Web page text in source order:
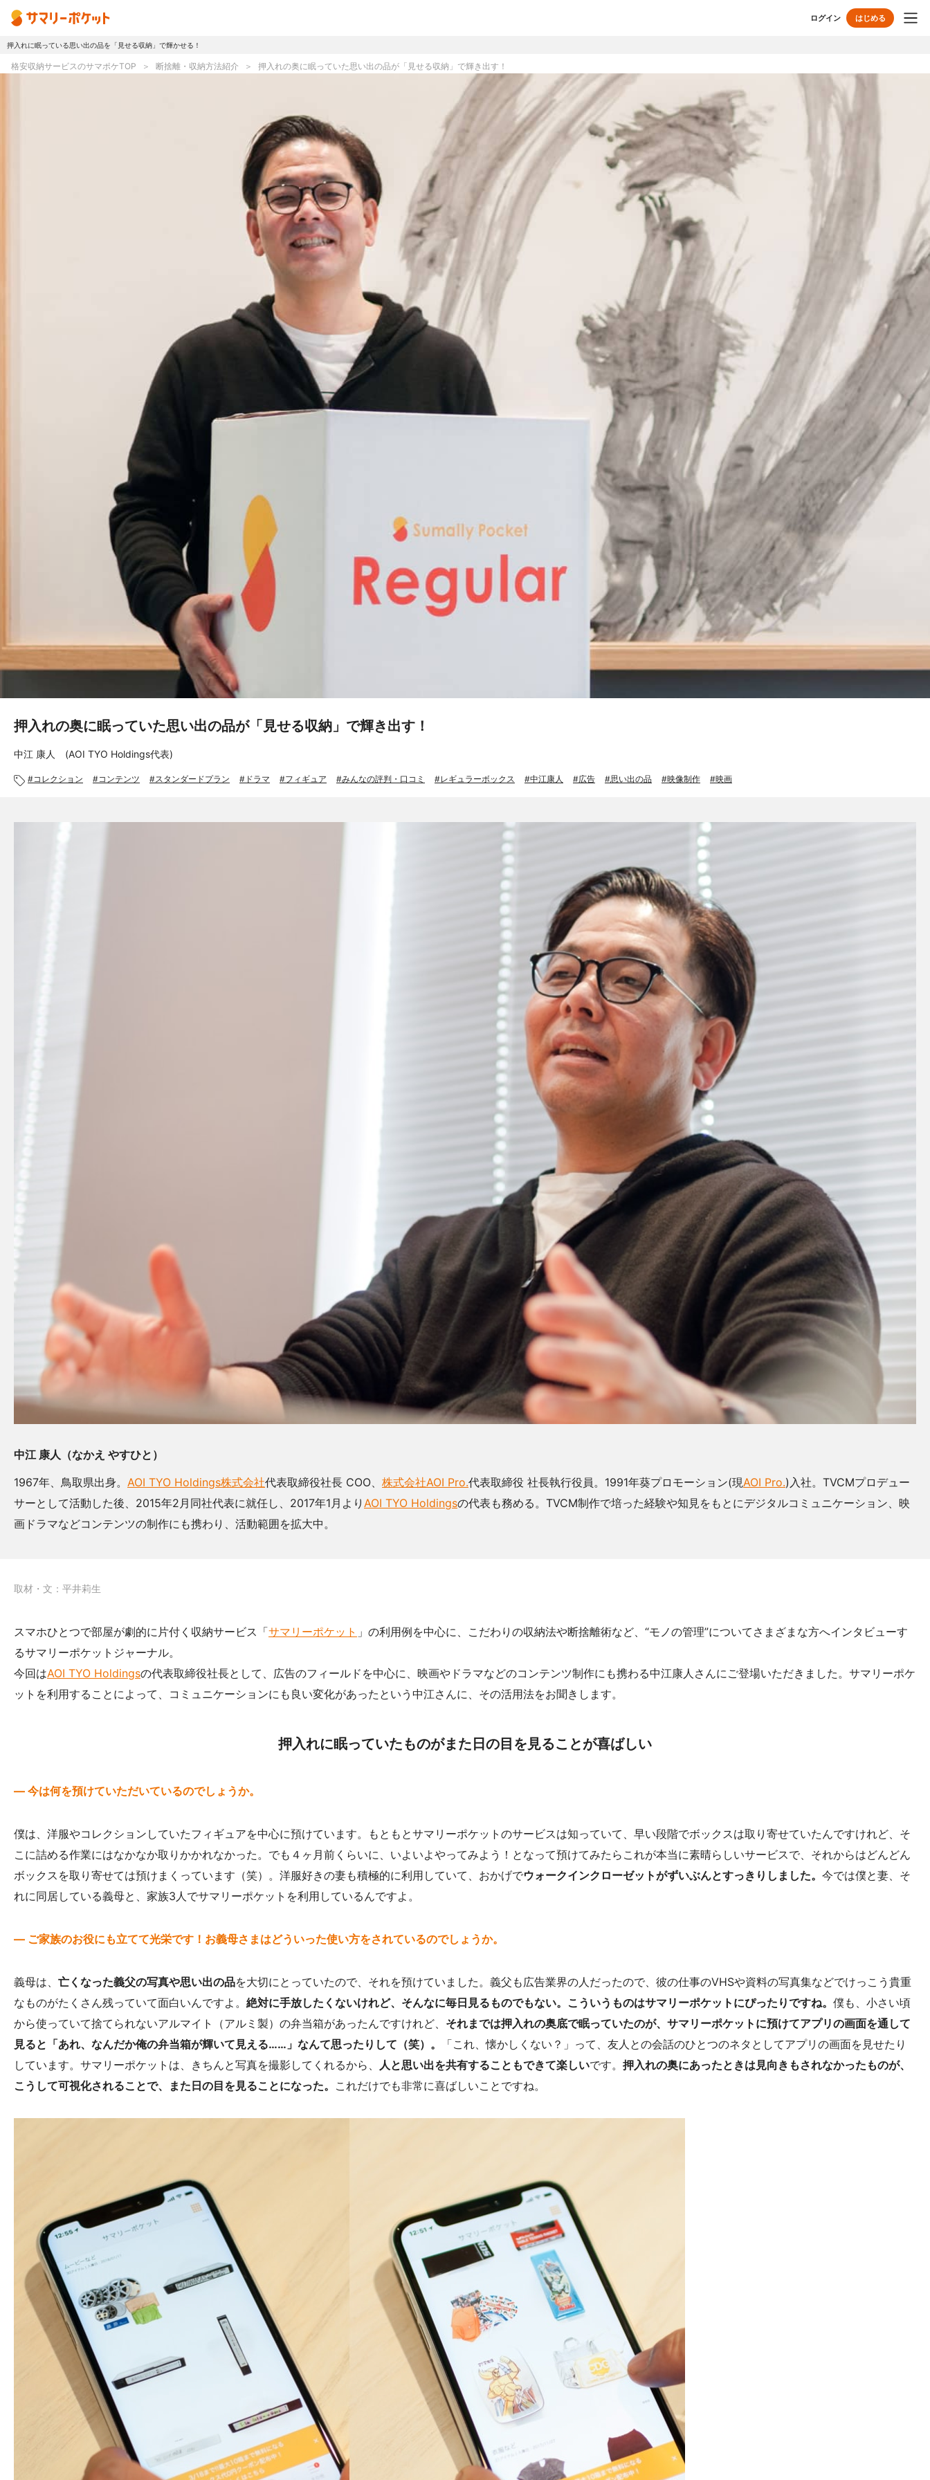
ログイン はじめる
クリーニング
布団クリーニング
シューズクリーニング
リユース・リサイクル
提携をご検討の方へ
押入れに眠っている思い出の品を「見せる収納」で輝かせる！
格安収納サービスのサマポケTOP 断捨離・収納方法紹介 押入れの奥に眠っていた思い出の品が「見せる収納」で輝き出す！
押入れの奥に眠っていた思い出の品が「見せる収納」で輝き出す！
中江 康人 (AOI TYO Holdings代表)
コレクション コンテンツ スタンダードプラン ドラマ フィギュア みんなの評判・口コミ レギュラーボックス 中江康人 広告 思い出の品 映像制作 映画
中江 康人（なかえ やすひと）
1967年、鳥取県出身。 AOI TYO Holdings株式会社代表取締役社長 COO、 株式会社AOI Pro.代表取締役 社長執行役員。1991年葵プロモーション(現AOI Pro.)入社。TVCMプロデュー
サーとして活動した後、2015年2月同社代表に就任し、2017年1月より AOI TYO Holdingsの代表も務める。TVCM制作で培った経験や知見をもとにデジタルコミュニケーション、映
画ドラマなどコンテンツの制作にも携わり、活動範囲を拡大中。
取材・文：平井莉生
スマホひとつで部屋が劇的に片付く収納サービス「サマリーポケット 」の利用例を中心に、こだわりの収納法や断捨離術など、“モノの管理”についてさまざまな方へインタビューす
るサマリーポケットジャーナル。
今回はAOI TYO Holdingsの代表取締役社長として、広告のフィールドを中心に、映画やドラマなどのコンテンツ制作にも携わる中江康人さんにご登場いただきました。サマリーポケ
ットを利用することによって、コミュニケーションにも良い変化があったという中江さんに、その活用法をお聞きします。
押入れに眠っていたものがまた日の目を見ることが喜ばしい
— 今は何を預けていただいているのでしょうか。
僕は、洋服やコレクションしていたフィギュアを中心に預けています。もともとサマリーポケットのサービスは知っていて、早い段階でボックスは取り寄せていたんですけれど、そ
こに詰める作業にはなかなか取りかかれなかった。でも４ヶ月前くらいに、いよいよやってみよう！となって預けてみたらこれが本当に素晴らしいサービスで、それからはどんどん
ボックスを取り寄せては預けまくっています（笑）。洋服好きの妻も積極的に利用していて、おかげでウォークインクローゼットがずいぶんとすっきりしました。 今では僕と妻、そ
れに同居している義母と、家族3人でサマリーポケットを利用しているんですよ。
— ご家族のお役にも立てて光栄です！お義母さまはどういった使い方をされているのでしょうか。
義母は、 亡くなった義父の写真や思い出の品を大切にとっていたので、それを預けていました。義父も広告業界の人だったので、彼の仕事のVHSや資料の写真集などでけっこう貴重
なものがたくさん残っていて面白いんですよ。 絶対に手放したくないけれど、そんなに毎日見るものでもない。こういうものはサマリーポケットにぴったりですね。 僕も、小さい頃
から使っていて捨てられないアルマイト（アルミ製）の弁当箱があったんですけれど、 それまでは押入れの奥底で眠っていたのが、サマリーポケットに預けてアプリの画面を通して
見ると「あれ、なんだか俺の弁当箱が輝いて見える……」なんて思ったりして（笑）。
「これ、懐かしくない？」って、友人との会話のひとつのネタとしてアプリの画面を見せたり
しています。サマリーポケットは、きちんと写真を撮影してくれるから、
人と思い出を共有することもできて楽しいです。 押入れの奥にあったときは見向きもされなかったものが、
こうして可視化されることで、また日の目を見ることになった。 これだけでも非常に喜ばしいことですね。